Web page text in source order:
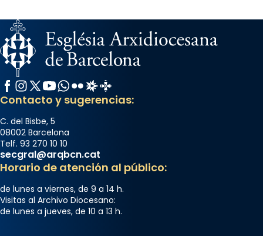
concelebrat el bisbe auxiliar de Barcelona,
Mons. David Abadías.
📸 Dr. G. Simón
Foto
View on Facebook · Share
Arquebisbat de Barcelona
2 weeks ago
Memòria de les santes Juliana i
Semproniana, verges i màrtirs.
Acompanyant la història de sant Cugat, a
partir de l’Edat Mitjana sorgeix la tradició
Facebook
Instagram
X / Twitter
YouTube
WhatsApp
FlickrRadio Estel
Catalunya Cristiana
Contacto y sugerencias:
C. del Bisbe, 5
08002 Barcelona
Telf. 93 270 10 10
secgral@arqbcn.cat
Horario de atención al público:
de lunes a viernes, de 9 a 14 h.
Visitas al Archivo Diocesano:
de lunes a jueves, de 10 a 13 h.